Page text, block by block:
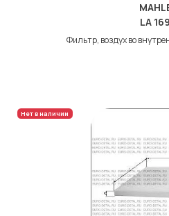
LA 169
Фильтр, воздух во
Нет в наличии